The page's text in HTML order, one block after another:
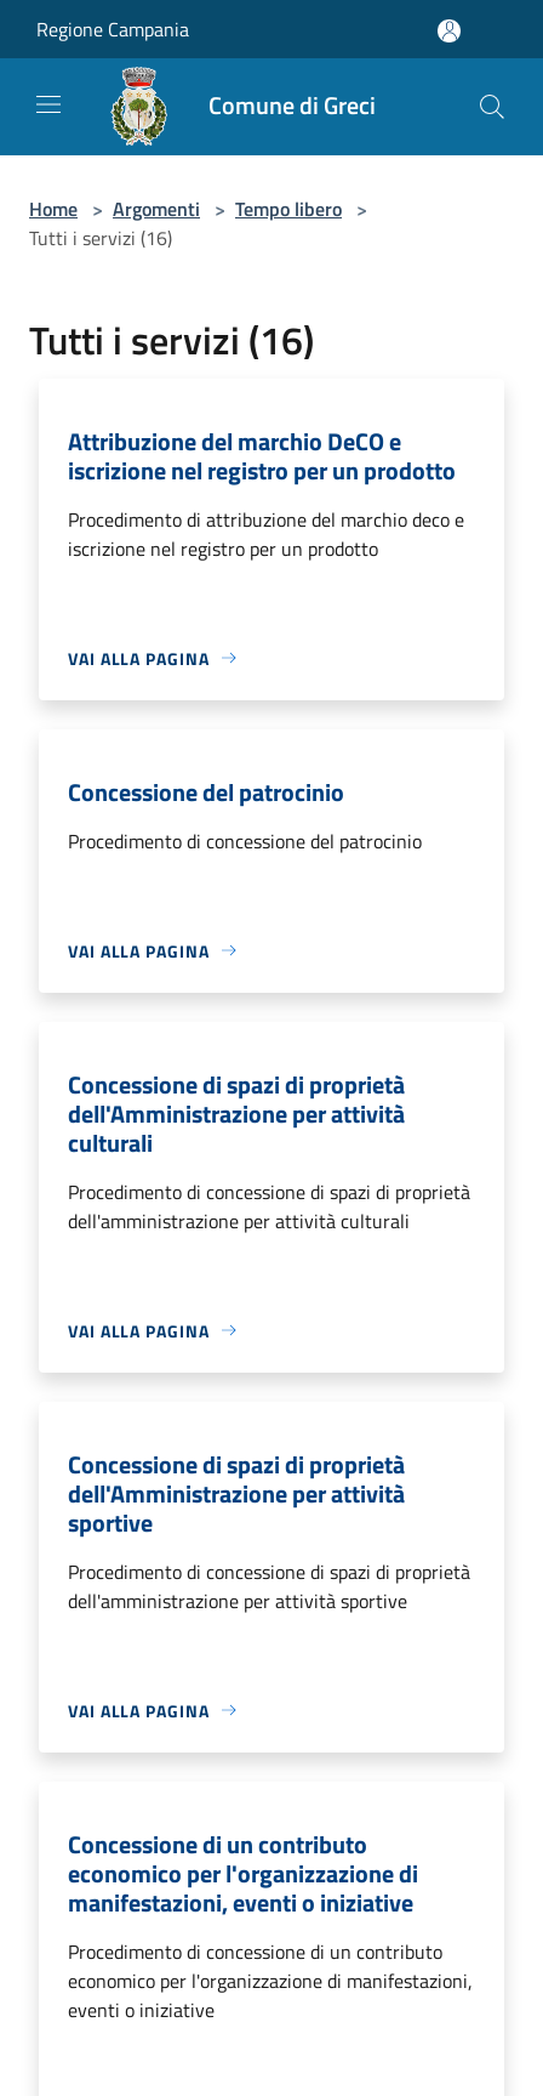
Regione Campania
Comune di Greci
Home > Argomenti > Tempo libero >
Tutti i servizi (16)
Tutti i servizi (16)
Attribuzione del marchio DeCO e
iscrizione nel registro per un prodotto
Procedimento di attribuzione del marchio deco e
iscrizione nel registro per un prodotto
VAI ALLA PAGINA
Concessione del patrocinio
Procedimento di concessione del patrocinio
VAI ALLA PAGINA
Concessione di spazi di proprietà
dell'Amministrazione per attività
culturali
Procedimento di concessione di spazi di proprietà
dell'amministrazione per attività culturali
VAI ALLA PAGINA
Concessione di spazi di proprietà
dell'Amministrazione per attività
sportive
Procedimento di concessione di spazi di proprietà
dell'amministrazione per attività sportive
VAI ALLA PAGINA
Concessione di un contributo
economico per l'organizzazione di
manifestazioni, eventi o iniziative
Procedimento di concessione di un contributo
economico per l'organizzazione di manifestazioni,
eventi o iniziative